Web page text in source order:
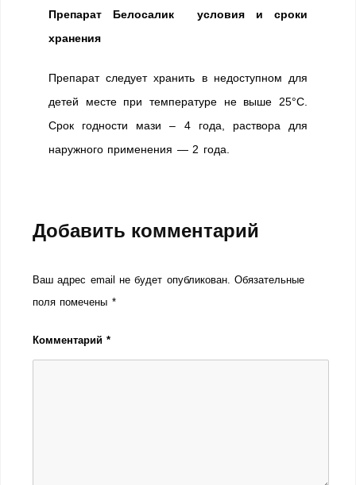
Препарат Белосалик условия и сроки
хранения
Препарат следует хранить в недоступном для
детей месте при температуре не выше 25°С.
Срок годности мази – 4 года, раствора для
наружного применения — 2 года.
Добавить комментарий
Ваш адрес email не будет опубликован. Обязательные
поля помечены *
Комментарий*